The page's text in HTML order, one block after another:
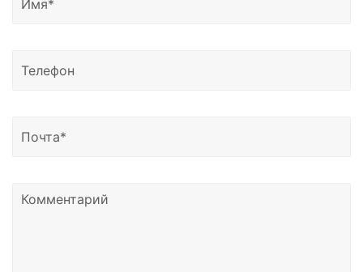
Доставка возможна в Казахстан, Узбекистан и
нам на почту или позвонить по номеру телефона,